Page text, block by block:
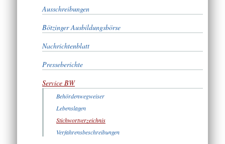
Ausschreibungen
Bötzinger Ausbildungsbörse
Nachrichtenblatt
Presseberichte
Service BW
Behördenwegweiser
Lebenslagen
Stichwortverzeichnis
Verfahrensbeschreibungen